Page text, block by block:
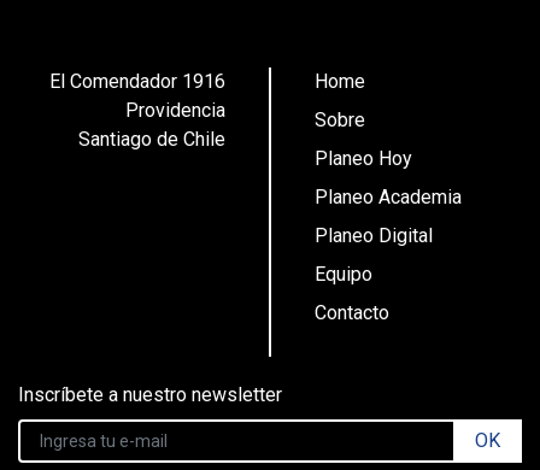
El Comendador 1916
Providencia
Santiago de Chile
Home
Sobre
Planeo Hoy
Planeo Academia
Planeo Digital
Equipo
Contacto
Inscríbete a nuestro newsletter
OK